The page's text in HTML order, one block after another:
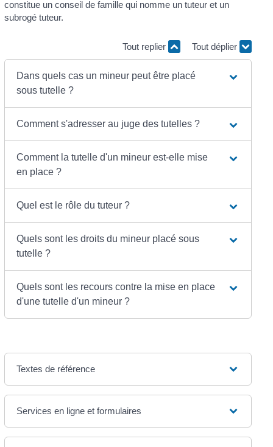
constitue un conseil de famille qui nomme un tuteur et un
subrogé tuteur.
Tout replier Tout déplier
Dans quels cas un mineur peut être placé
sous tutelle ?
Comment s'adresser au juge des tutelles ?
Comment la tutelle d'un mineur est-elle mise
en place ?
Quel est le rôle du tuteur ?
Quels sont les droits du mineur placé sous
tutelle ?
Quels sont les recours contre la mise en place
d'une tutelle d'un mineur ?
Textes de référence
Services en ligne et formulaires